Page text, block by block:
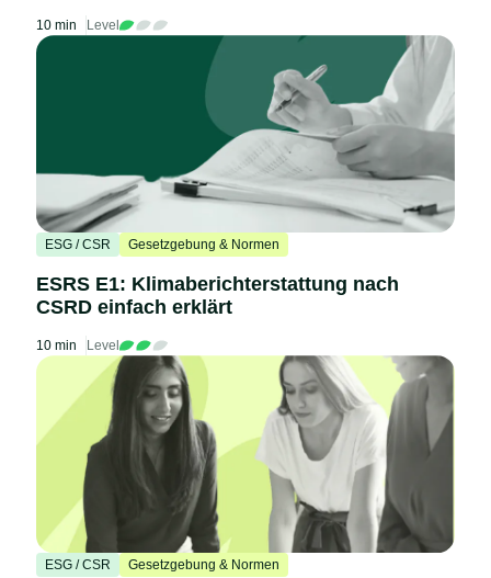
10 min Level
ESG / CSR Gesetzgebung & Normen
ESRS E1: Klimaberichterstattung nach
CSRD einfach erklärt
10 min Level
ESG / CSR Gesetzgebung & Normen